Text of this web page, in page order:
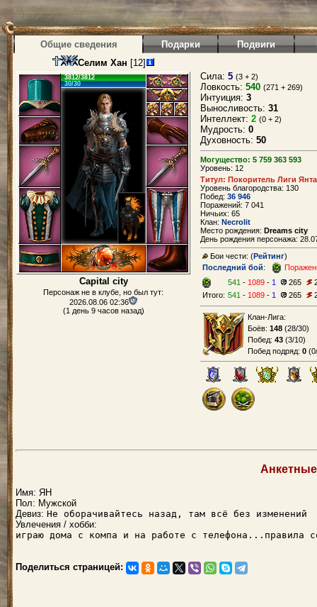
Общие сведения Подарки Подвиги
Селим Хан [12]
3812/3812
30/30
Capital city
Персонаж не в клубе, но был тут:
2026.08.06 02:36
(1 день 9 часов назад)
Сила: 5 (3 + 2)
Ловкость: 540 (271 + 269)
Интуиция: 3
Выносливость: 31
Интеллект: 2 (0 + 2)
Мудрость: 0
Духовность: 50
Могущество: 5 759 363 593
Уровень: 12
Титул: Покоритель Лиги
Уровень благородства: 130
Побед: 36 946
Поражений: 7 041
Ничьих: 65
Клан: Necrolit
Место рождения: Dreams city
День рождения персонажа:
Бои чести: (Рейтинг)
Последний бой:
541 - 1089 - 1 265
Итого: 541 - 1089 - 1 265
Клан-Лига:
Боёв: 148 (28/30)
Побед: 43 (3/10)
Побед подряд: 0 (
Имя: ЯН
Пол: Мужской
Девиз: Не оборачивайтесь назад, там всё без изменений
Увлечения / хобби:
играю дома с компа и на работе с
Поделиться страницей: